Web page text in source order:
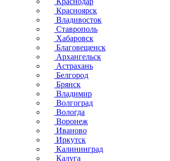
Красноярск
Владивосток
Ставрополь
Хабаровск
Благовещенск
Архангельск
Астрахань
Белгород
Брянск
Владимир
Волгоград
Вологда
Воронеж
Иваново
Иркутск
Калининград
Калуга